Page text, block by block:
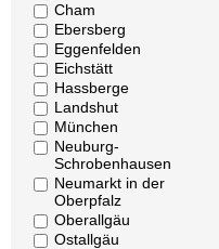
Cham
Ebersberg
Eggenfelden
Eichstätt
Hassberge
Landshut
München
Neuburg-
Schrobenhausen
Neumarkt in der
Oberpfalz
Oberallgäu
Ostallgäu